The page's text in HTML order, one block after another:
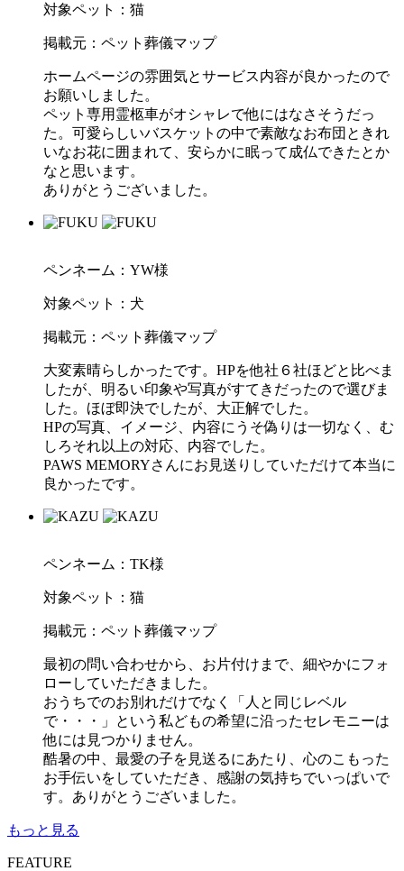
対象ペット：猫
掲載元：ペット葬儀マップ
ホームページの雰囲気とサービス内容が良かったので
お願いしました。
ペット専用霊柩車がオシャレで他にはなさそうだっ
た。可愛らしいバスケットの中で素敵なお布団ときれ
いなお花に囲まれて、安らかに眠って成仏できたとか
なと思います。
ありがとうございました。
ペンネーム：YW様
対象ペット：犬
掲載元：ペット葬儀マップ
大変素晴らしかったです。HPを他社６社ほどと比べま
したが、明るい印象や写真がすてきだったので選びま
した。ほぼ即決でしたが、大正解でした。
HPの写真、イメージ、内容にうそ偽りは一切なく、む
しろそれ以上の対応、内容でした。
PAWS MEMORYさんにお見送りしていただけて本当に
良かったです。
ペンネーム：TK様
対象ペット：猫
掲載元：ペット葬儀マップ
最初の問い合わせから、お片付けまで、細やかにフォ
ローしていただきました。
おうちでのお別れだけでなく「人と同じレベル
で・・・」という私どもの希望に沿ったセレモニーは
他には見つかりません。
酷暑の中、最愛の子を見送るにあたり、心のこもった
お手伝いをしていただき、感謝の気持ちでいっぱいで
す。ありがとうございました。
もっと見る
FEATURE